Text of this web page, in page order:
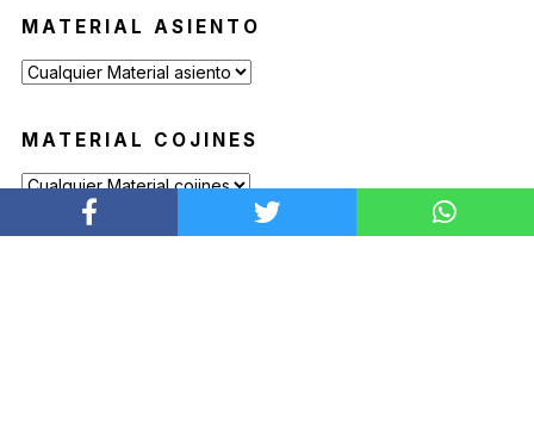
MATERIAL ASIENTO
MATERIAL COJINES